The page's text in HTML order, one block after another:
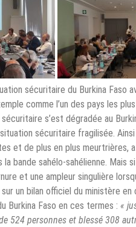
sécuritaire du Burkina
comme l’un des pays les
s’est dégradée au
sécuritaire fragilisée.
et de plus en plus
bande sahélo-sahélienne. Mais
et une ampleur singulière
un bilan officiel du ministère
Burkina Faso en ces termes : «
524 personnes et blessé 308